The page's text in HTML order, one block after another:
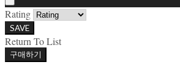
Rating
SAVE
Return To List
구매하기